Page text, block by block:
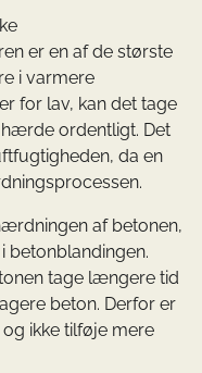
er en af de største
i varmere
for lav, kan det tage
ordentligt. Det
da en
af betonen,
betonblandingen.
tage længere tid
beton. Derfor er
ikke tilføje mere